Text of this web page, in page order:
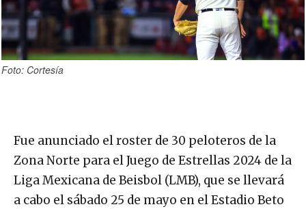
Foto: Cortesía
Fue anunciado el roster de 30 peloteros de la
Zona Norte para el Juego de Estrellas 2024 de la
Liga Mexicana de Beisbol (LMB), que se llevará
a cabo el sábado 25 de mayo en el Estadio Beto